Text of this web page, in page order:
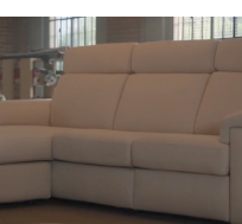
Mondiali calcio 2026